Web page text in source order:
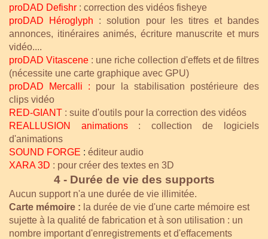
proDAD Defishr : correction des vidéos fisheye
proDAD Héroglyph : solution pour les titres et bandes
annonces, itinéraires animés, écriture manuscrite et murs
vidéo....
proDAD Vitascene : une riche collection d'effets et de filtres
(nécessite une carte graphique avec GPU)
proDAD Mercalli : pour la stabilisation postérieure des
clips vidéo
RED-GIANT : suite d'outils pour la correction des vidéos
REALLUSION animations
: collection de logiciels
d'animations
SOUND FORGE : éditeur audio
XARA 3D : pour créer des textes en 3D
4 - Durée de vie des supports
Aucun support n'a une durée de vie illimitée.
Carte mémoire : la durée de vie d'une carte mémoire est
sujette à la qualité de fabrication et à son utilisation : un
nombre important d'enregistrements et d'effacements